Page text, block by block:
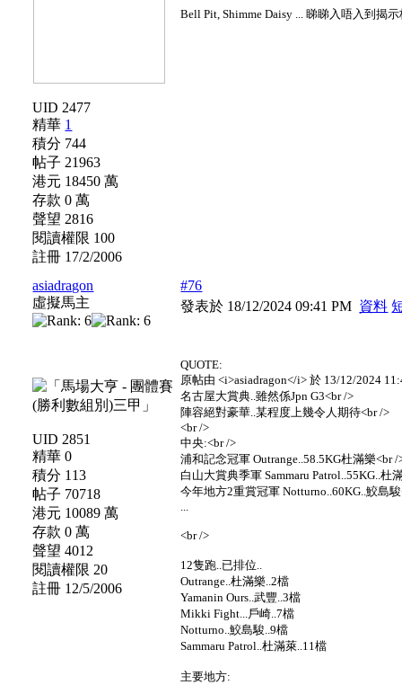
UID 2477
精華 1
積分 744
帖子 21963
港元 18450 萬
存款 0 萬
聲望 2816
閱讀權限 100
註冊 17/2/2006
Bell Pit, Shimme Daisy ... 睇睇入唔入到揭
asiadragon
虛擬馬主
UID 2851
精華 0
積分 113
帖子 70718
港元 10089 萬
存款 0 萬
聲望 4012
閱讀權限 20
註冊 12/5/2006
#76
發表於 18/12/2024 09:41 PM 資料
QUOTE:
原帖由 <i>asiadragon</i> 於 13/12/2024
名古屋大賞典..雖然係Jpn G3<br />
陣容絕對豪華..某程度上幾令人期待<br />
<br />
中央:<br />
浦和記念冠軍 Outrange..58.5KG杜滿樂<br /
白山大賞典季軍 Sammaru Patrol..55KG..杜
今年地方2重賞冠軍 Notturno..60KG..鮫島
...
<br />
12隻跑..已排位..
Outrange..杜滿樂..2檔
Yamanin Ours..武豐..3檔
Mikki Fight...戶崎..7檔
Notturno..鮫島駿..9檔
Sammaru Patrol..杜滿萊..11檔
主要地方: